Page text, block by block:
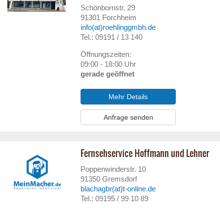
Schönbornstr. 29
91301 Forchheim
info(at)roehlinggmbh.de
Tel.: 09191 / 13 140
Öffnungszeiten:
09:00 - 18:00 Uhr
gerade geöffnet
Mehr Details
Anfrage senden
Fernsehservice Hoffmann und Lehner
Poppenwinderstr. 10
91350 Gremsdorf
blachagbr(at)t-online.de
Tel.: 09195 / 99 10 89